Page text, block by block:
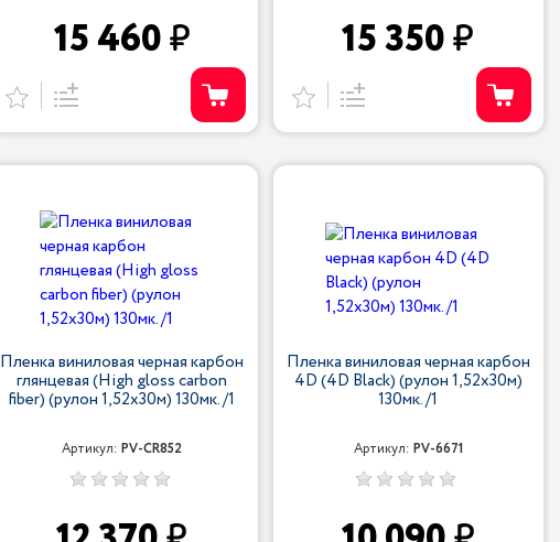
15 460 15 350
Пленка виниловая черная карбон
глянцевая (High gloss carbon
fiber) (рулон 1,52х30м) 130мк. /1
Артикул:PV-CR852
Пленка виниловая черная карбон
4D (4D Black) (рулон 1,52х30м)
130мк. /1
Артикул: PV-6671